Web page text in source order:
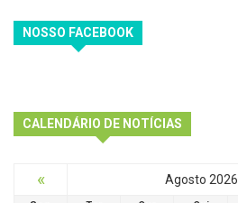
NOSSO FACEBOOK
CALENDÁRIO DE NOTÍCIAS
« Agosto 2026